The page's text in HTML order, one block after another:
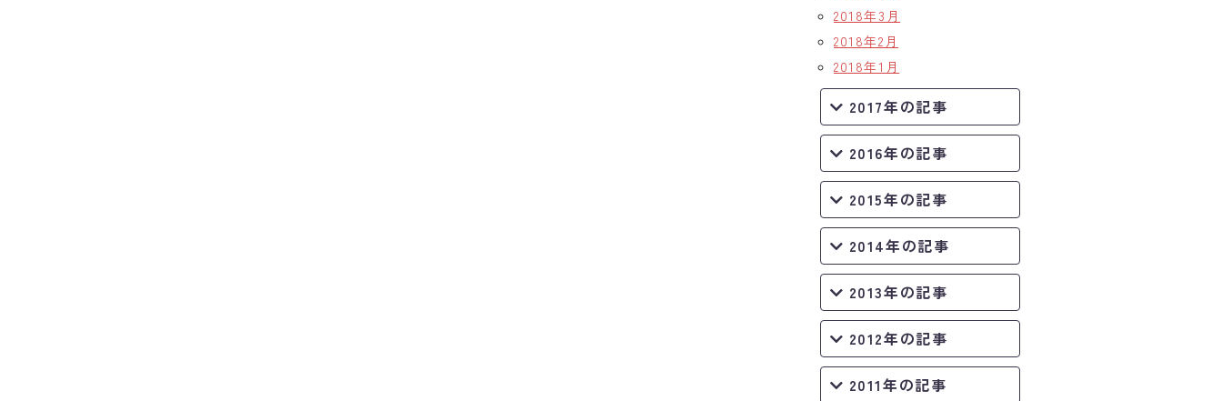
2018年3月
2018年2月
2018年1月
2017年の記事
2016年の記事
2015年の記事
2014年の記事
2013年の記事
2012年の記事
2011年の記事